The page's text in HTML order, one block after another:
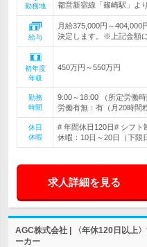
勤務地
都営新宿線「篠崎駅」よ
給与
月給375,000円～
決定します。※上記金額
初年度
年収
450万円～550万円
勤務
時間
9:00～18:00 （所定労働
労働有無：有（月20時間
休日
休暇
# 年間休日120日# シフト
休暇：10日～20日（下限
求人詳細を見る
AGC株式会社 | 〈年休120日以上
ーカー